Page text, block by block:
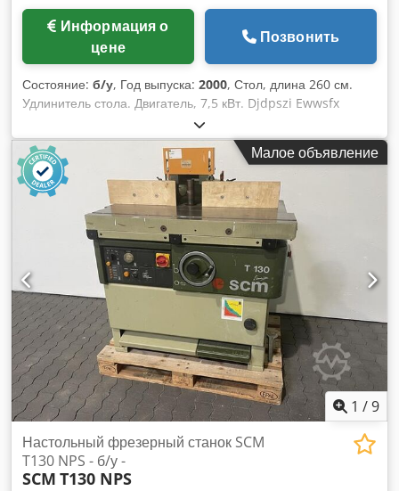
цене
Позвонить
Состояние: б/у, Год выпуска: 2000, Стол, длина 260 см.
Удлинитель стола. Двигатель, 7,5 кВт. Djdpszi Ewwsfx
Ahuekr Цифровое позиционирование. 5 скоростей. 380 В.
Малое объявление
1 /9
Настольный фрезерный станок SCM
T130 NPS - б/у -
SCM T130 NPS